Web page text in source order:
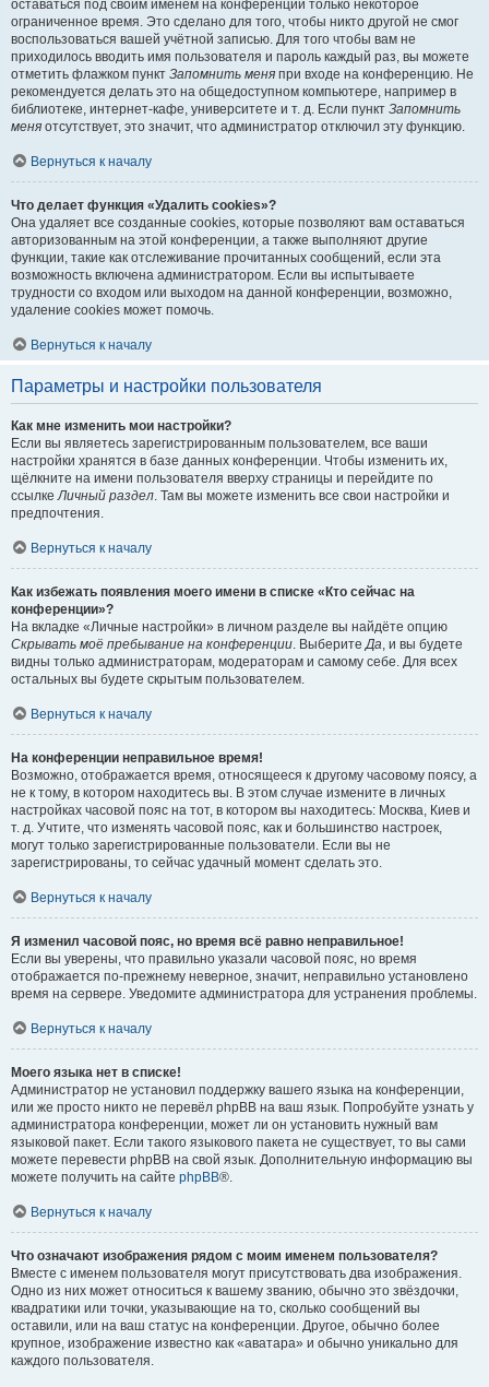
оставаться под своим именем на конференции только некоторое
ограниченное время. Это сделано для того, чтобы никто другой не смог
воспользоваться вашей учётной записью. Для того чтобы вам не
приходилось вводить имя пользователя и пароль каждый раз, вы можете
отметить флажком пункт Запомнить меня при входе на конференцию. Не
рекомендуется делать это на общедоступном компьютере, например в
библиотеке, интернет-кафе, университете и т. д. Если пункт Запомнить
меня отсутствует, это значит, что администратор отключил эту функцию.
Вернуться к началу
Что делает функция «Удалить cookies»?
Она удаляет все созданные cookies, которые позволяют вам оставаться
авторизованным на этой конференции, а также выполняют другие
функции, такие как отслеживание прочитанных сообщений, если эта
возможность включена администратором. Если вы испытываете
трудности со входом или выходом на данной конференции, возможно,
удаление cookies может помочь.
Вернуться к началу
Параметры и настройки пользователя
Как мне изменить мои настройки?
Если вы являетесь зарегистрированным пользователем, все ваши
настройки хранятся в базе данных конференции. Чтобы изменить их,
щёлкните на имени пользователя вверху страницы и перейдите по
ссылкеЛичный раздел. Там вы можете изменить все свои настройки и
предпочтения.
Вернуться к началу
Как избежать появления моего имени в списке «Кто сейчас на
конференции»?
На вкладке «Личные настройки» в личном разделе вы найдёте опцию
Скрывать моё пребывание на конференции. ВыберитеДа, и вы будете
видны только администраторам, модераторам и самому себе. Для всех
остальных вы будете скрытым пользователем.
Вернуться к началу
На конференции неправильное время!
Возможно, отображается время, относящееся к другому часовому поясу, а
не к тому, в котором находитесь вы. В этом случае измените в личных
настройках часовой пояс на тот, в котором вы находитесь: Москва, Киев и
т. д. Учтите, что изменять часовой пояс, как и большинство настроек,
могут только зарегистрированные пользователи. Если вы не
зарегистрированы, то сейчас удачный момент сделать это.
Вернуться к началу
Я изменил часовой пояс, но время всё равно неправильное!
Если вы уверены, что правильно указали часовой пояс, но время
отображается по-прежнему неверное, значит, неправильно установлено
время на сервере. Уведомите администратора для устранения проблемы.
Вернуться к началу
Моего языка нет в списке!
Администратор не установил поддержку вашего языка на конференции,
или же просто никто не перевёл phpBB на ваш язык. Попробуйте узнать у
администратора конференции, может ли он установить нужный вам
языковой пакет. Если такого языкового пакета не существует, то вы сами
можете перевести phpBB на свой язык. Дополнительную информацию вы
можете получить на сайте phpBB®.
Вернуться к началу
Что означают изображения рядом с моим именем пользователя?
Вместе с именем пользователя могут присутствовать два изображения.
Одно из них может относиться к вашему званию, обычно это звёздочки,
квадратики или точки, указывающие на то, сколько сообщений вы
оставили, или на ваш статус на конференции. Другое, обычно более
крупное, изображение известно как «аватара» и обычно уникально для
каждого пользователя.